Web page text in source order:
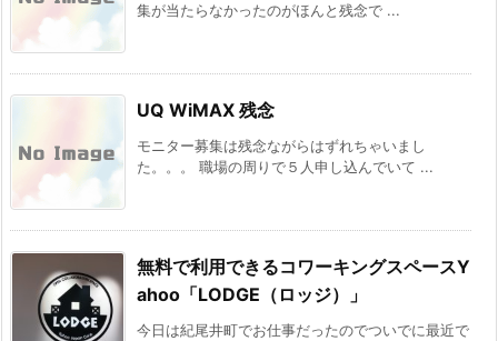
集が当たらなかったのがほんと残念で ...
UQ WiMAX 残念
モニター募集は残念ながらはずれちゃいまし
た。。。 職場の周りで５人申し込んでいて ...
無料で利用できるコワーキングスペースY
ahoo「LODGE（ロッジ）」
今日は紀尾井町でお仕事だったのでついでに最近で